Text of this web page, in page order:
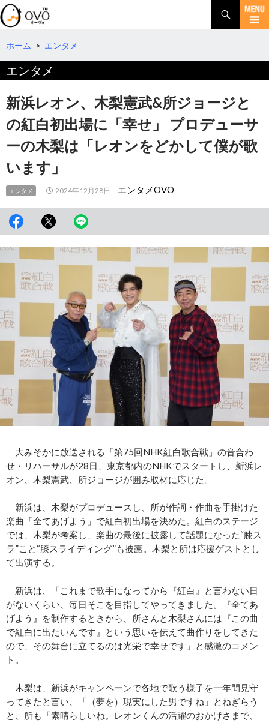
検
索
コ
テ
へ
移
動
ホーム > エンタメ
エンタメ
新浜レオン、木梨憲武&所ジョージと
の紅白初出場に「幸せ」 プロデューサ
ーの木梨は「レオンをどかして僕が歌
います」
エンタメ 2024年12月28日 エンタメOVO
大みそかに放送される「第75回NHK紅白歌合戦」の音合わ
せ・リハーサルが28日、東京都内のNHKでスタートし、新浜レ
オン、木梨憲武、所ジョージが囲み取材に応じた。
新浜は、木梨がプロデュースし、所が作詞・作曲を手掛けた
楽曲「全てあげよう」で紅白初出場を決めた。紅白のステージ
では、木梨が考案し、楽曲の最後に披露して話題になった“膝ス
ラ”こと“膝スライディング”も披露。木梨と所は応援ゲストとし
て出演する。
新浜は、「これまで歌手になってから『紅白』と言わない日
がないくらい、毎日そこを目指してやってきました。『全てあ
げよう』を制作するときから、所さんと木梨さんには『この曲
で紅白に出たいんです』という思いを伝えて曲作りをしてきた
ので、その舞台に立てるのは光栄で幸せです」と感激のコメン
ト。
木梨は、新浜がキャンペーンで各地で歌う様子を一年間見守
ってきたと言い、「（夢を）現実にした男ですね」とねぎらう
と、所も「素晴らしいね。レオンくんの活躍のおかげさまで、